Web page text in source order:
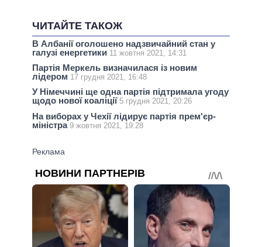
ЧИТАЙТЕ ТАКОЖ
В Албанії оголошено надзвичайний стан у
галузі енергетики 11 жовтня 2021, 14:31
Партія Меркель визначилася із новим
лідером 17 грудня 2021, 16:48
У Німеччині ще одна партія підтримала угоду
щодо нової коаліції 5 грудня 2021, 20:26
На виборах у Чехії лідирує партія прем'єр-
міністра 9 жовтня 2021, 19:28